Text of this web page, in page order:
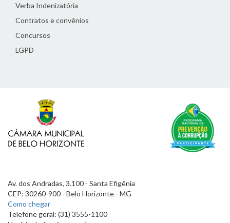
Verba Indenizatória
Contratos e convênios
Concursos
LGPD
Av. dos Andradas, 3.100 - Santa Efigênia
CEP: 30260-900 - Belo Horizonte - MG
Como chegar
Telefone geral: (31) 3555-1100